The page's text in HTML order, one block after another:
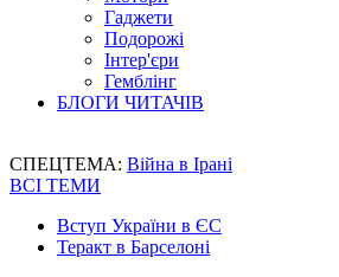
Гаджети
Подорожі
Інтер'єри
Гемблінг
БЛОГИ ЧИТАЧІВ
СПЕЦТЕМА: Війна в Ірані
ВСІ ТЕМИ
Вступ України в ЄС
Теракт в Барселоні